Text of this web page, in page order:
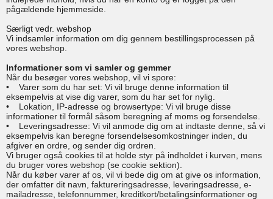
pågældende hjemmeside.
Særligt vedr. webshop
Vi indsamler information om dig gennem bestillingsprocessen på
vores webshop.
Informationer som vi samler og gemmer
Når du besøger vores webshop, vil vi spore:
• Varer som du har set: Vi vil bruge denne information til
eksempelvis at vise dig varer, som du har set for nylig.
• Lokation, IP-adresse og browsertype: Vi vil bruge disse
informationer til formål såsom beregning af moms og forsendelse.
• Leveringsadresse: Vi vil anmode dig om at indtaste denne, så vi
eksempelvis kan beregne forsendelsesomkostninger inden, du
afgiver en ordre, og sender dig ordren.
Vi bruger også cookies til at holde styr på indholdet i kurven, mens
du bruger vores webshop (se cookie sektion).
Når du køber varer af os, vil vi bede dig om at give os information,
der omfatter dit navn, faktureringsadresse, leveringsadresse, e-
mailadresse, telefonnummer, kreditkort/betalingsinformationer og